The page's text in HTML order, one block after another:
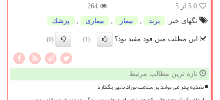
5.0 از 5
264
تگهای خبر:
برند بیمار بیماری پزشك
این مطلب مین فود مفید بود؟ (1)
(0)
تازه ترین مطالب مرتبط
تغذیه پدر می تواند بر سلامت نوزاد تاثیر بگذارد